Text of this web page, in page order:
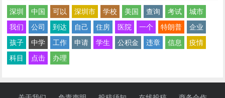
深圳 中国 可以 深圳市 学校 美国 查询 考试
城市
我们
公司 到达 自己 住房 医院 一个 特朗普
企业
孩子
中学 工作 申请 学生 公积金 违章 信息
疫情
科目
点击 办理